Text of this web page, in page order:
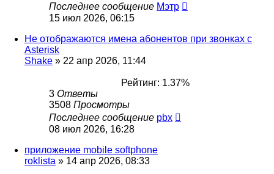
Последнее сообщение Мэтр
15 июл 2026, 06:15
Не отображаются имена абонентов при звонках с
Asterisk
Shake » 22 апр 2026, 11:44
Рейтинг: 1.37%
3 Ответы
3508 Просмотры
Последнее сообщение pbx
08 июл 2026, 16:28
приложение mobile softphone
roklista » 14 апр 2026, 08:33